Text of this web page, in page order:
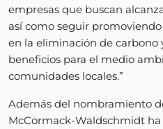
empresas que buscan
así como seguir
en la eliminación de carbono
beneficios para el medio
comunidades locales.”
Además del nombramiento
McCormack-Waldschmidt